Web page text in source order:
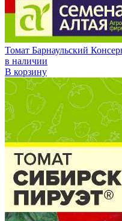
Томат Барнаульский
в наличии
В корзину